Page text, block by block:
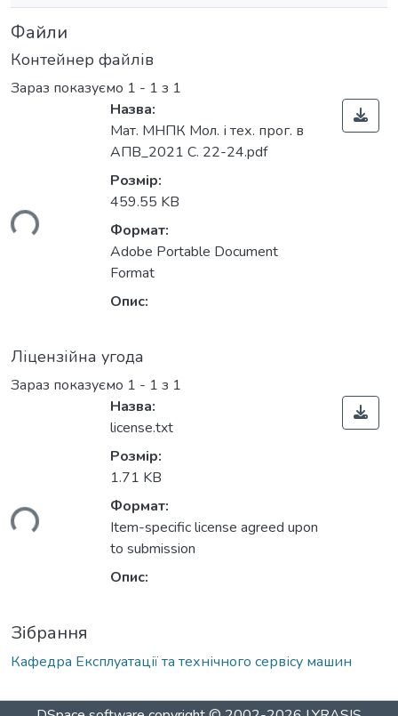
Файли
Контейнер файлів
Зараз показуємо 1 - 1 з 1
Назва:
Мат. МНПК Мол. і тех. прог. в
АПВ_2021 С. 22-24.pdf
Розмір:
459.55 KB
Формат:
Adobe Portable Document
Format
Опис:
Ліцензійна угода
Зараз показуємо 1 - 1 з 1
Назва:
license.txt
Розмір:
1.71 KB
Формат:
Item-specific license agreed upon
to submission
Опис:
Зібрання
Кафедра Експлуатації та технічного сервісу машин